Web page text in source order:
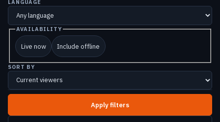
LANGUAGE
AVAILABILITY
Live now Include offline
SORT BY